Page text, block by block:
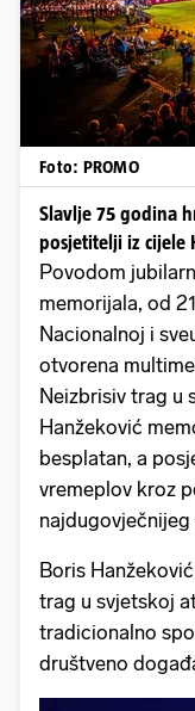
Foto: PROMO
Slavlje 75 godina
posjetitelji iz cijele
Povodom
memorijala, od
Nacionalnoj i
otvorena
Neizbrisiv trag u
Hanžeković
besplatan, a
vremeplov kroz
Boris
trag u svjetskoj
tradicionalno
društveno